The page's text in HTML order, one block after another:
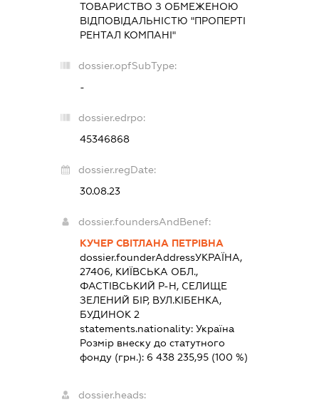
ТОВАРИСТВО З ОБМЕЖЕНОЮ
ВІДПОВІДАЛЬНІСТЮ "ПРОПЕРТІ
РЕНТАЛ КОМПАНІ"
dossier.opfSubType:
-
dossier.edrpo:
45346868
dossier.regDate:
30.08.23
dossier.foundersAndBenef:
КУЧЕР СВІТЛАНА ПЕТРІВНА
dossier.founderAddressУКРАЇНА,
27406, КИЇВСЬКА ОБЛ.,
ФАСТІВСЬКИЙ Р-Н, СЕЛИЩЕ
ЗЕЛЕНИЙ БІР, ВУЛ.КІБЕНКА,
БУДИНОК 2
statements.nationality:Україна
Розмір внеску до статутного
фонду (грн.): 6 438 235,95 (100 %)
dossier.heads: